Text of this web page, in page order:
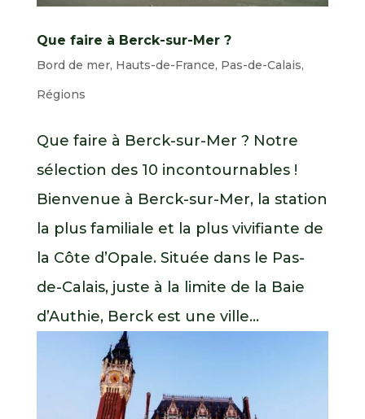
Que faire à Berck-sur-Mer ?
Bord de mer, Hauts-de-France, Pas-de-Calais,
Régions
Que faire à Berck-sur-Mer ? Notre
sélection des 10 incontournables !
Bienvenue à Berck-sur-Mer, la station
la plus familiale et la plus vivifiante de
la Côte d’Opale. Située dans le Pas-
de-Calais, juste à la limite de la Baie
d’Authie, Berck est une ville...